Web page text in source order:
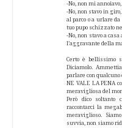
-No, non mi
-No, non stavo in
al parco o a urlare
tuo pupo schizzato
-No, non stavo a
l’aggravante della
Certo è bellissimo
Diciamolo.
parlare con
NE VALE LA PENA
meravigliosa del
Però dico
raccontarci la
meraviglioso.
suvvia, non siamo